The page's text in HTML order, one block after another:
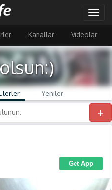
Kanallar Videolar
Yeniler
+